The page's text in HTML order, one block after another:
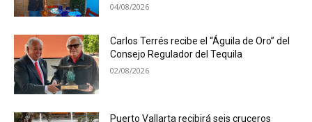
04/08/2026
Carlos Terrés recibe el “Águila de Oro” del
Consejo Regulador del Tequila
02/08/2026
Puerto Vallarta recibirá seis cruceros